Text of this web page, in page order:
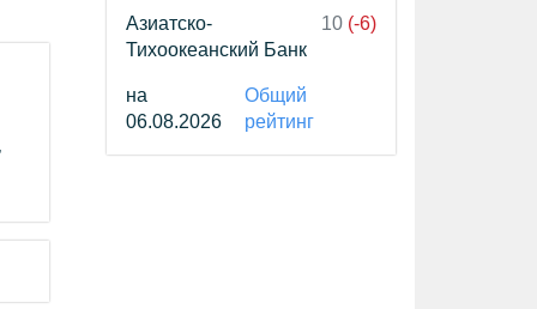
Азиатско-
Тихоокеанский Банк
10 (-6)
на
06.08.2026
Общий
рейтинг